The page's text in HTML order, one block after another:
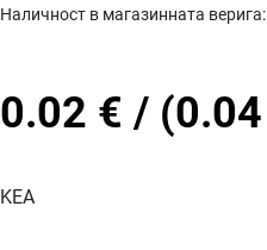
Наличност в магазинната верига:
0.02 € / (0.04
KEA